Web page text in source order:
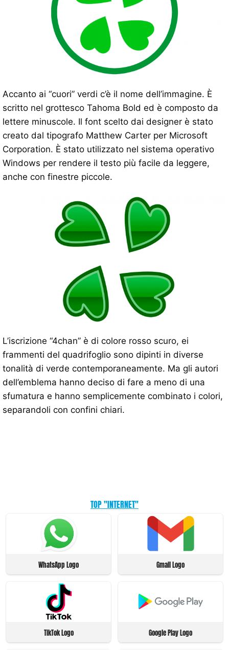
Accanto ai “cuori” verdi c’è il nome dell’immagine. È
scritto nel grottesco Tahoma Bold ed è composto da
lettere minuscole. Il font scelto dai designer è stato
creato dal tipografo Matthew Carter per Microsoft
Corporation. È stato utilizzato nel sistema operativo
Windows per rendere il testo più facile da leggere,
anche con finestre piccole.
L’iscrizione “4chan” è di colore rosso scuro, ei
frammenti del quadrifoglio sono dipinti in diverse
tonalità di verde contemporaneamente. Ma gli autori
dell’emblema hanno deciso di fare a meno di una
sfumatura e hanno semplicemente combinato i colori,
separandoli con confini chiari.
TOP "INTERNET"
WhatsApp Logo Gmail Logo
TikTok Logo Google Play Logo